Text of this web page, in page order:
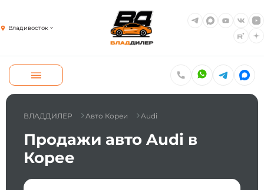
Владивосток
ВЛАДДИЛЕР Авто Кореи Audi
Продажи авто Audi в
Корее